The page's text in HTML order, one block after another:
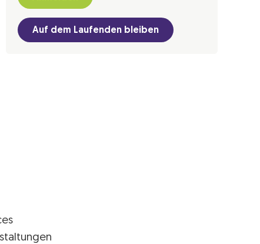
Auf dem Laufenden bleiben